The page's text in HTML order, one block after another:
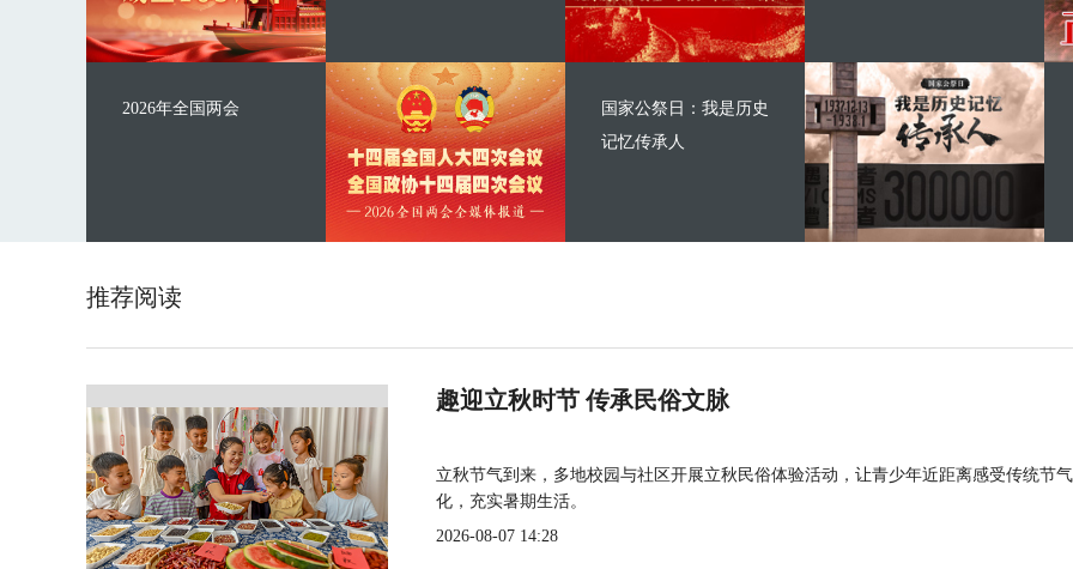
2026年全国两会
国家公祭日：我是历史
记忆传承人
推荐阅读
趣迎立秋时节 传承民俗文脉
立秋节气到来，多地校园与社区开展立秋民俗体验活动，让青少年近距离感受传统节
化，充实暑期生活。
2026-08-07 14:28